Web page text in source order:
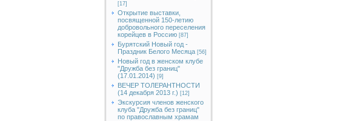
[17]
Открытие выставки,
посвященной 150-летию
добровольного переселения
корейцев в Россию [87]
Бурятский Новый год -
Праздник Белого Месяца [56]
Новый год в женском клубе
"Дружба без границ"
(17.01.2014) [9]
ВЕЧЕР ТОЛЕРАНТНОСТИ
(14 декабря 2013 г.) [12]
Экскурсия членов женского
клуба "Дружба без границ"
по православным храмам